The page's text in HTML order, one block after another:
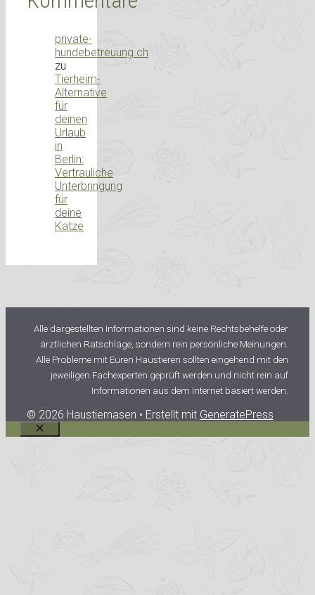
private-
hundebetreuung.ch
zu
Tierheim-
Alternative
für
deinen
Urlaub
in
Berlin:
Vertrauliche
Unterbringung
für
deine
Katze
Alle dargestellten Informationen sind keine Rechtsbehelfe oder
ärztlichen Ratschläge, sondern rein persönliche Meinungen.
Alle Probleme mit Euren Haustieren sollten eingehend mit den
jeweiligen Fachexperten geprüft werden und nicht rein auf
Informationen aus dem Internet basiert werden.
© 2026 Haustiernasen • Erstellt mit GeneratePress
Schließen